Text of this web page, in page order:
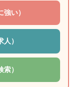
い）
）
）